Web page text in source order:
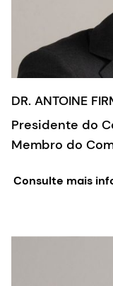
DR. ANTOINE
Presidente do
Membro do
Consulte mais